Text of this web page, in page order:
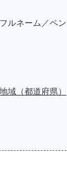
ネーム／ペン
域（都道府県）